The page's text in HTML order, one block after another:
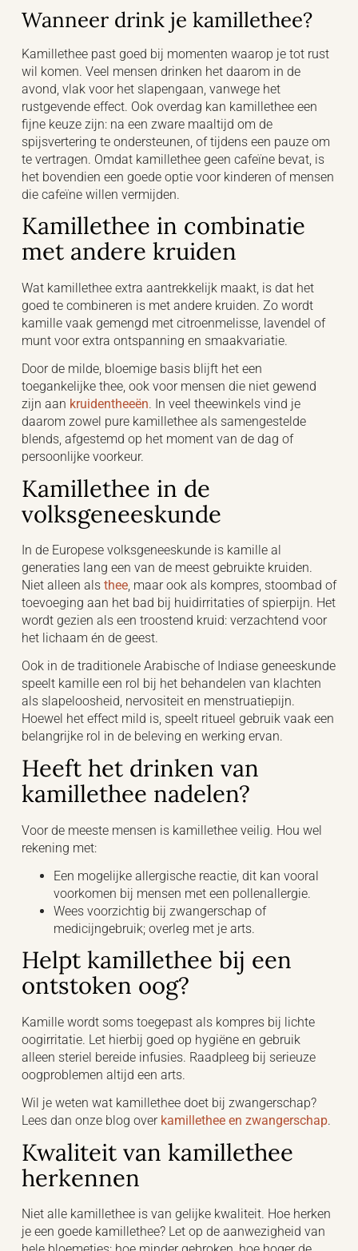
Wanneer drink je kamillethee?
Kamillethee past goed bij momenten waarop je tot rust
wil komen. Veel mensen drinken het daarom in de
avond, vlak voor het slapengaan, vanwege het
rustgevende effect. Ook overdag kan kamillethee een
fijne keuze zijn: na een zware maaltijd om de
spijsvertering te ondersteunen, of tijdens een pauze om
te vertragen. Omdat kamillethee geen cafeïne bevat, is
het bovendien een goede optie voor kinderen of mensen
die cafeïne willen vermijden.
Kamillethee in combinatie
met andere kruiden
Wat kamillethee extra aantrekkelijk maakt, is dat het
goed te combineren is met andere kruiden. Zo wordt
kamille vaak gemengd met citroenmelisse, lavendel of
munt voor extra ontspanning en smaakvariatie.
Door de milde, bloemige basis blijft het een
toegankelijke thee, ook voor mensen die niet gewend
zijn aan kruidentheeën. In veel theewinkels vind je
daarom zowel pure kamillethee als samengestelde
blends, afgestemd op het moment van de dag of
persoonlijke voorkeur.
Kamillethee in de
volksgeneeskunde
In de Europese volksgeneeskunde is kamille al
generaties lang een van de meest gebruikte kruiden.
Niet alleen als thee, maar ook als kompres, stoombad of
toevoeging aan het bad bij huidirritaties of spierpijn. Het
wordt gezien als een troostend kruid: verzachtend voor
het lichaam én de geest.
Ook in de traditionele Arabische of Indiase geneeskunde
speelt kamille een rol bij het behandelen van klachten
als slapeloosheid, nervositeit en menstruatiepijn.
Hoewel het effect mild is, speelt ritueel gebruik vaak een
belangrijke rol in de beleving en werking ervan.
Heeft het drinken van
kamillethee nadelen?
Voor de meeste mensen is kamillethee veilig. Hou wel
rekening met:
Een mogelijke allergische reactie, dit kan vooral
voorkomen bij mensen met een pollenallergie.
Wees voorzichtig bij zwangerschap of
medicijngebruik; overleg met je arts.
Helpt kamillethee bij een
ontstoken oog?
Kamille wordt soms toegepast als kompres bij lichte
oogirritatie. Let hierbij goed op hygiëne en gebruik
alleen steriel bereide infusies. Raadpleeg bij serieuze
oogproblemen altijd een arts.
Wil je weten wat kamillethee doet bij zwangerschap?
Lees dan onze blog over kamillethee en zwangerschap.
Kwaliteit van kamillethee
herkennen
Niet alle kamillethee is van gelijke kwaliteit. Hoe herken
je een goede kamillethee? Let op de aanwezigheid van